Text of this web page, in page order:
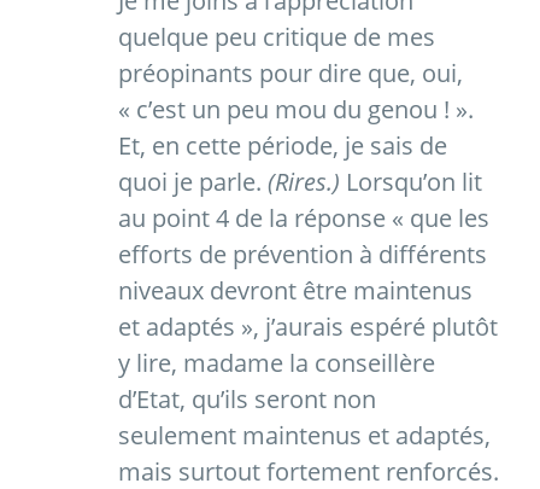
quelque peu critique de mes
préopinants pour dire que, oui,
« c’est un peu mou du genou ! ».
Et, en cette période, je sais de
quoi je parle. (Rires.) Lorsqu’on lit
au point 4 de la réponse « que les
efforts de prévention à différents
niveaux devront être maintenus
et adaptés », j’aurais espéré plutôt
y lire, madame la conseillère
d’Etat, qu’ils seront non
seulement maintenus et adaptés,
mais surtout fortement renforcés.